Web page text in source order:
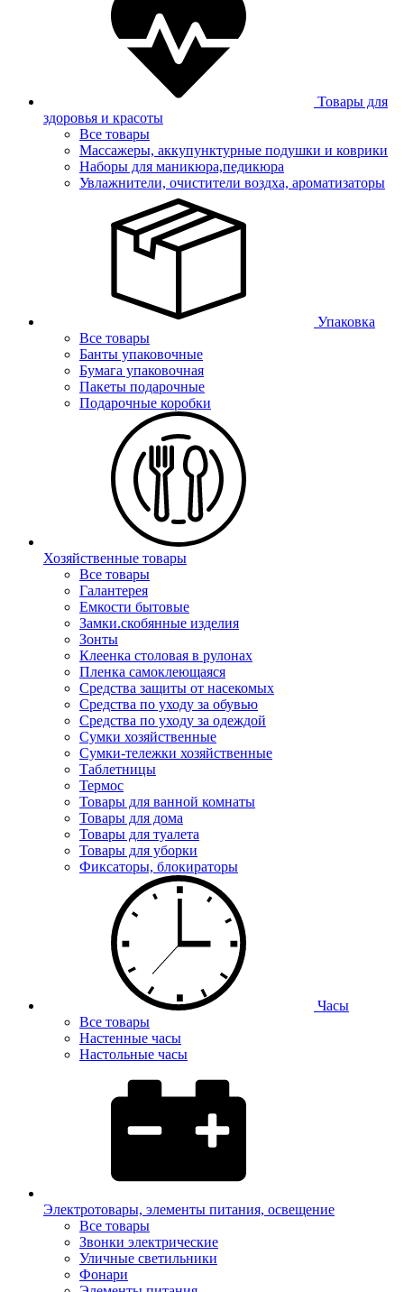
Товары для
здоровья и красоты
Все товары
Массажеры, аккупунктурные подушки и коврики
Наборы для маникюра,педикюра
Увлажнители, очистители воздха, ароматизаторы
Упаковка
Все товары
Банты упаковочные
Бумага упаковочная
Пакеты подарочные
Подарочные коробки
Хозяйственные товары
Все товары
Галантерея
Емкости бытовые
Замки.скобянные изделия
Зонты
Клеенка столовая в рулонах
Пленка самоклеющаяся
Средства защиты от насекомых
Средства по уходу за обувью
Средства по уходу за одеждой
Сумки хозяйственные
Сумки-тележки хозяйственные
Таблетницы
Термос
Товары для ванной комнаты
Товары для дома
Товары для туалета
Товары для уборки
Фиксаторы, блокираторы
Часы
Все товары
Настенные часы
Настольные часы
Электротовары, элементы питания, освещение
Все товары
Звонки электрические
Уличные светильники
Фонари